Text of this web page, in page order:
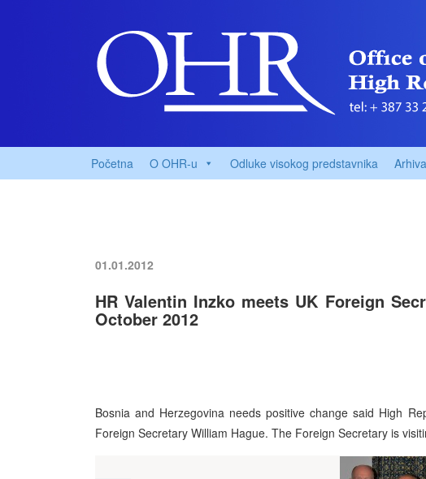
Početna O OHR-u Odluke visokog predstavnika Arhiva
01.01.2012
HR Valentin Inzko meets UK Foreign
October 2012
Bosnia and Herzegovina needs positive change said High
Foreign Secretary William Hague. The Foreign Secretary is